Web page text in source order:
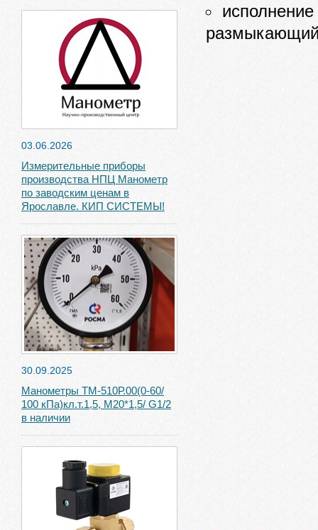
03.06.2026
Измерительные приборы
производства НПЦ Манометр
по заводским ценам в
Ярославле. КИП СИСТЕМЫ!
30.09.2025
Манометры ТМ-510Р.00(0-60/
100 кПа)кл.т.1,5, М20*1,5/ G1/2
в наличии